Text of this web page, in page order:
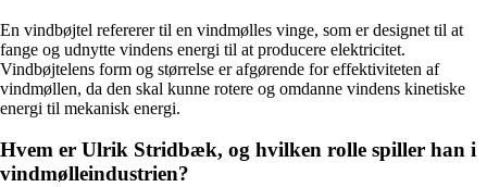
En vindbøjtel refererer til en vindmølles vinge, som er designet til at
fange og udnytte vindens energi til at producere elektricitet.
Vindbøjtelens form og størrelse er afgørende for effektiviteten af
vindmøllen, da den skal kunne rotere og omdanne vindens kinetiske
energi til mekanisk energi.
Hvem er Ulrik Stridbæk, og hvilken rolle spiller han i
vindmølleindustrien?